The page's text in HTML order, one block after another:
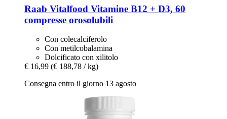
Raab Vitalfood Vitamine B12 + D3, 60
compresse orosolubili
Con colecalciferolo
Con metilcobalamina
Dolcificato con xilitolo
€ 16,99 (€ 188,78 / kg)
Consegna entro il giorno 13 agosto